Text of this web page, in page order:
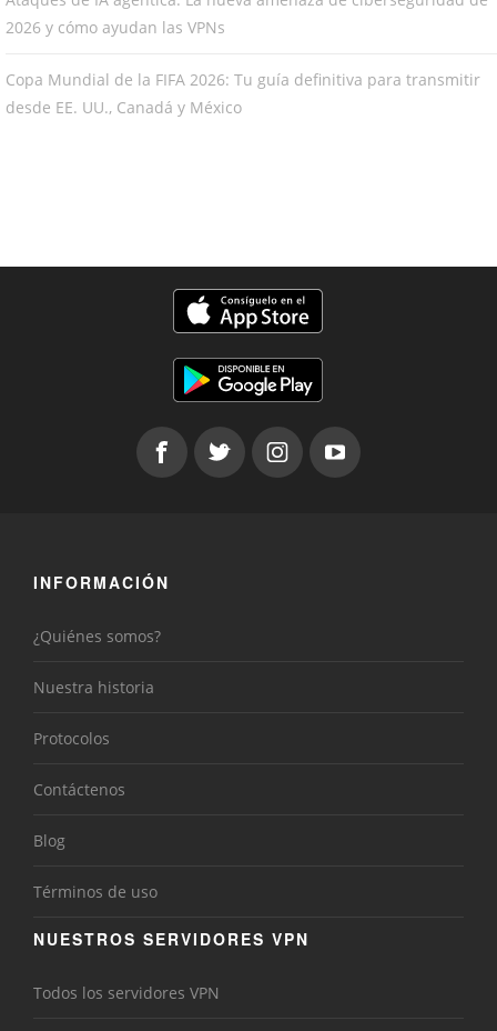
2026 y cómo ayudan las VPNs
Copa Mundial de la FIFA 2026: Tu guía definitiva para transmitir
desde EE. UU., Canadá y México
INFORMACIÓN
¿Quiénes somos?
Nuestra historia
Protocolos
Contáctenos
Blog
Términos de uso
NUESTROS SERVIDORES VPN
Todos los servidores VPN